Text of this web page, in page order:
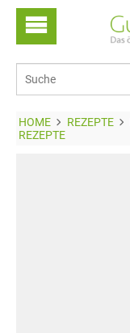
HOME REZEPTE
REZEPTE